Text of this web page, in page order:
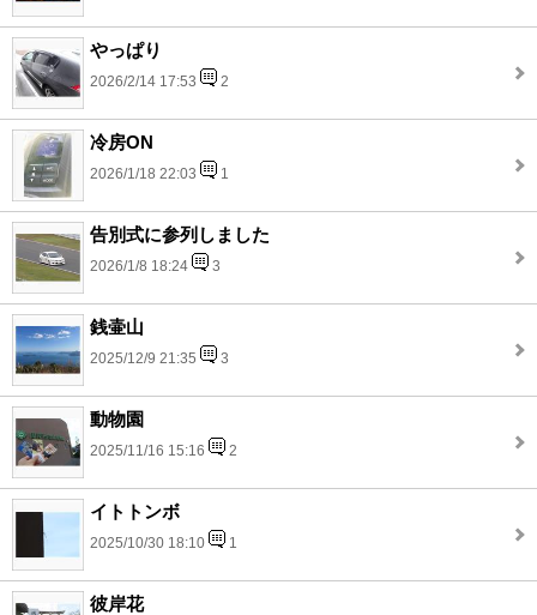
やっぱり
2026/2/14 17:53 2
冷房ON
2026/1/18 22:03 1
告別式に参列しました
2026/1/8 18:24 3
銭壷山
2025/12/9 21:35 3
動物園
2025/11/16 15:16 2
イトトンボ
2025/10/30 18:10 1
彼岸花